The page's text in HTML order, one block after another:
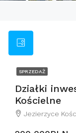
SPRZEDAŻ
Działki
Kościelne
Jezierzyce Kościelne, gmina